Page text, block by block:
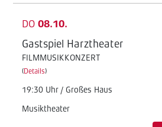
DO 08.10.
Gastspiel Harztheater
FILMMUSIKKONZERT
(Details)
19:30 Uhr / Großes Haus
Musiktheater